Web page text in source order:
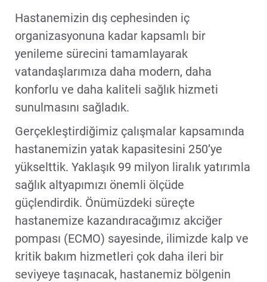
Hastanemizin dış cephesinden iç
organizasyonuna kadar kapsamlı bir
yenileme sürecini tamamlayarak
vatandaşlarımıza daha modern, daha
konforlu ve daha kaliteli sağlık hizmeti
sunulmasını sağladık.
Gerçekleştirdiğimiz çalışmalar kapsamında
hastanemizin yatak kapasitesini 250’ye
yükselttik. Yaklaşık 99 milyon liralık yatırımla
sağlık altyapımızı önemli ölçüde
güçlendirdik. Önümüzdeki süreçte
hastanemize kazandıracağımız akciğer
pompası (ECMO) sayesinde, ilimizde kalp ve
kritik bakım hizmetleri çok daha ileri bir
seviyeye taşınacak, hastanemiz bölgenin